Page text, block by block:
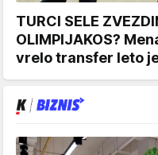
TURCI SELE
OLIMPIJAKOS?
vrelo transfer leto